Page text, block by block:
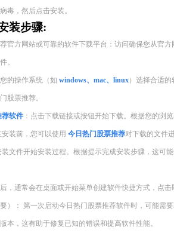
毒，然后点击安装。
装步骤:
官方网站或可靠的软件下载平台：访问确保您从官
。
的操作系统（如 windows、mac、linux）选择合适
股票推荐。
荐软件 ：点击下载链接或按钮开始下载。根据您的浏
装前，您可以使用 今日热门股票推荐对下载的文件
文件开始安装过程。根据提示完成安装步骤，这可
，通常会在桌面或开始菜单创建软件快捷方式，点
）： 第一次启动今日热门股票推荐软件时，可能需
本，这有助于修复已知的错误和提高软件性能。